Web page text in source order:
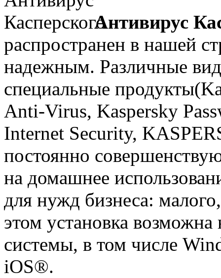
Антивирус
распространен в нашей
надежным. Различные
специальные
Anti-Virus, Kaspersky
Internet Security,
постоянно
на домашнее
для нужд бизнеса:
этом установка
системы, в том числе
iOS®.